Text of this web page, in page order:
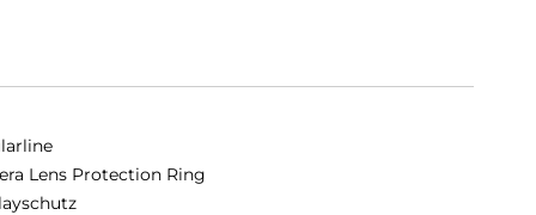
Lens Protection Ring